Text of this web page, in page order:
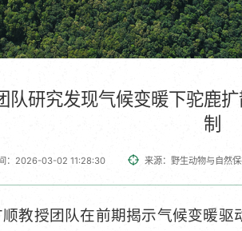
队研究发现气候变暖下驼鹿
制
：2026-03-02 11:28:30 来源：野生动物与自然
教授团队在前期揭示气候变暖